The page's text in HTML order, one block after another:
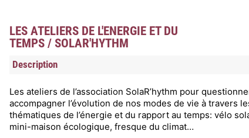
LES ATELIERS DE L'ENERGIE ET DU
TEMPS / SOLAR'HYTHM
Description
Les ateliers de l’association SolaR’hythm pour
accompagner l’évolution de nos modes de vie à travers
thématiques de l’énergie et du rapport au temps: vélo
mini-maison écologique, fresque du climat…